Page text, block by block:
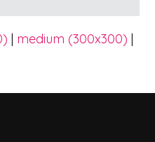
| medium (300x300) |